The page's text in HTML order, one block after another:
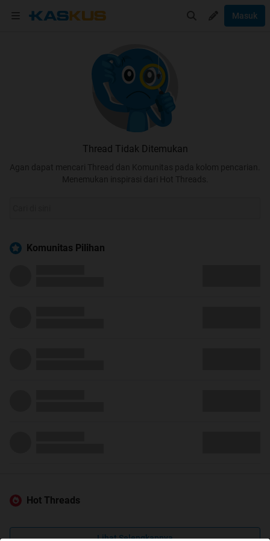
Masuk
Thread Tidak Ditemukan
Agan dapat mencari Thread dan Komunitas pada kolom pencarian.
Menemukan inspirasi dari Hot Threads.
Komunitas Pilihan
Hot Threads
Lihat Selengkapnya